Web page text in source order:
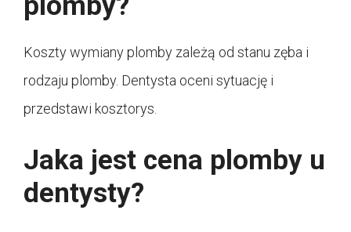
Koszty wymiany plomby zależą od stanu zęba i
rodzaju plomby. Dentysta oceni sytuację i
przedstawi kosztorys.
Jaka jest cena plomby u
dentysty?